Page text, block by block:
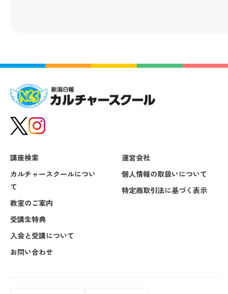
講座検索
カルチャースクールについ
て
教室のご案内
受講生特典
入会と受講について
お問い合わせ
運営会社
個人情報の取扱いについて
特定商取引法に基づく表示